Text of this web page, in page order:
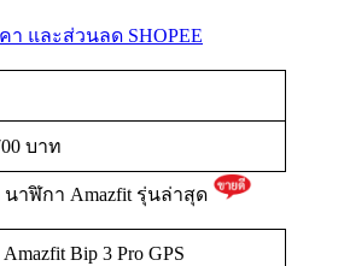
า และส่วนลด SHOPEE
บาท
นาฬิกา Amazfit รุ่นล่าสุด
Amazfit Bip 3 Pro GPS